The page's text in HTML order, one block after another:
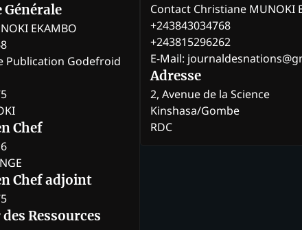
Générale
EKAMBO
Publication Godefroid
Chef
Chef adjoint
Ressources
Contact Christiane MUNOKI
+243843034768
+243815296262
E-Mail:
Adresse
2, Avenue de la Science
Kinshasa/Gombe
RDC